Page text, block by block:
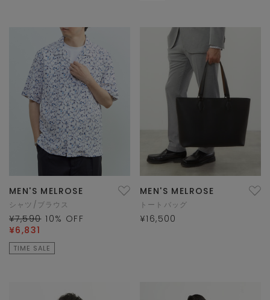
MEN'S MELROSE
シャツ/ブラウス
¥7,590 10% OFF
¥6,831
TIME SALE
MEN'S MELROSE
トートバッグ
¥16,500